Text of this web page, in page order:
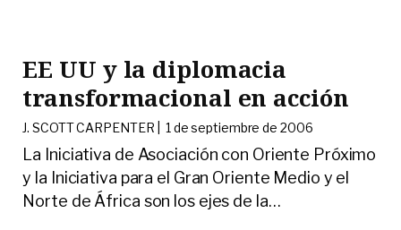
EE UU y la diplomacia
transformacional en acción
J. SCOTT CARPENTER |1 de septiembre de 2006
La Iniciativa de Asociación con Oriente Próximo
y la Iniciativa para el Gran Oriente Medio y el
Norte de África son los ejes de la…